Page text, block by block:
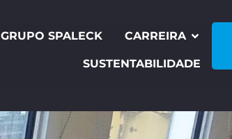
GRUPO SPALECK CARREIRA
SUSTENTABILIDADE